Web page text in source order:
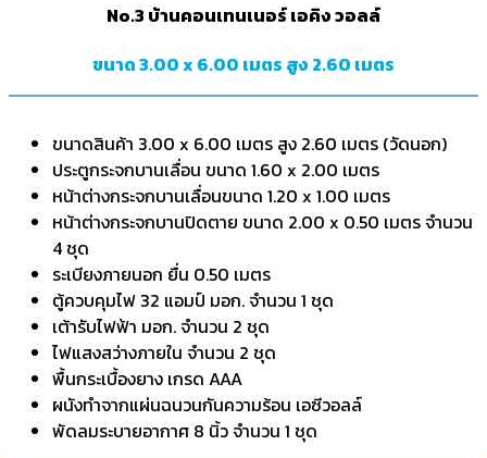
No.3 บ้านคอนเทนเนอร์ เอคิง วอลล์
ขนาด 3.00 x 6.00 เมตร สูง 2.60 เมตร
ขนาดสินค้า 3.00 x 6.00 เมตร สูง 2.60 เมตร (วัดนอก)
ประตูกระจกบานเลื่อน ขนาด 1.60 x 2.00 เมตร
หน้าต่างกระจกบานเลื่อนขนาด 1.20 x 1.00 เมตร
หน้าต่างกระจกบานปิดตาย ขนาด 2.00 x 0.50 เมตร จำนวน
4 ชุด
ระเบียงภายนอก ยื่น 0.50 เมตร
ตู้ควบคุมไฟ 32 แอมป์ มอก. จำนวน 1 ชุด
เต้ารับไฟฟ้า มอก. จำนวน 2 ชุด
ไฟแสงสว่างภายใน จำนวน 2 ชุด
พื้นกระเบื้องยาง เกรด AAA
ผนังทำจากแผ่นฉนวนกันความร้อน เอซีวอลล์
พัดลมระบายอากาศ 8 นิ้ว จำนวน 1 ชุด